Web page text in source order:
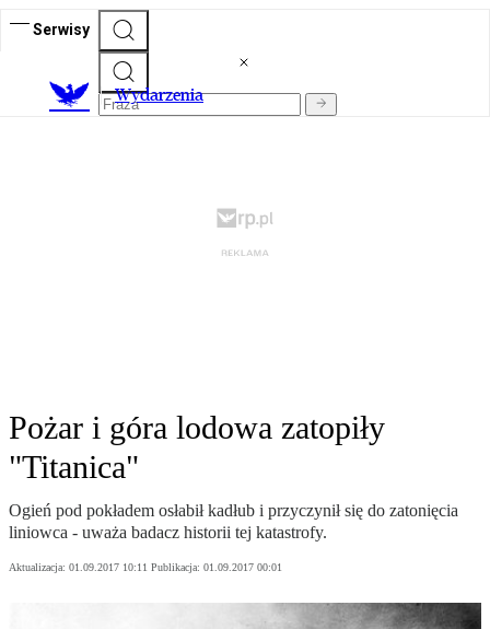
Serwisy
Wydarzenia
Pożar i góra lodowa zatopiły
"Titanica"
Ogień pod pokładem osłabił kadłub i przyczynił się do zatonięcia
liniowca - uważa badacz historii tej katastrofy.
Aktualizacja: 01.09.2017 10:11 Publikacja: 01.09.2017 00:01